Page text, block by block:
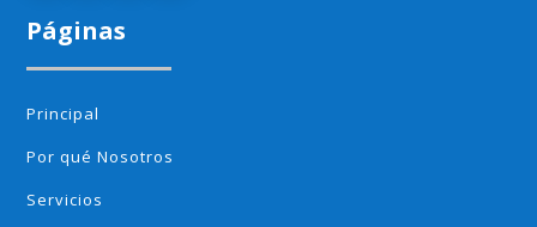
Páginas
Principal
Por qué Nosotros
Servicios